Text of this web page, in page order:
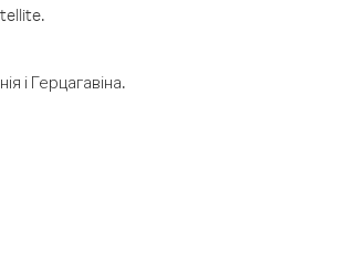
і Герцагавіна.